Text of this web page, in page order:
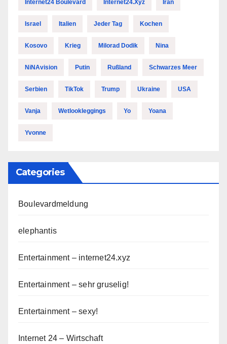
Internet24 Boulevard Internet24.xyz Iran
Israel Italien Jeder Tag Kochen
Kosovo Krieg Milorad Dodik Nina
NiNAvision Putin Rußland Schwarzes Meer
Serbien TikTok Trump Ukraine USA
Vanja Wetlookleggings Yo Yoana
Yvonne
Categories
Boulevardmeldung
elephantis
Entertainment – internet24.xyz
Entertainment – sehr gruselig!
Entertainment – sexy!
Internet 24 – Wirtschaft